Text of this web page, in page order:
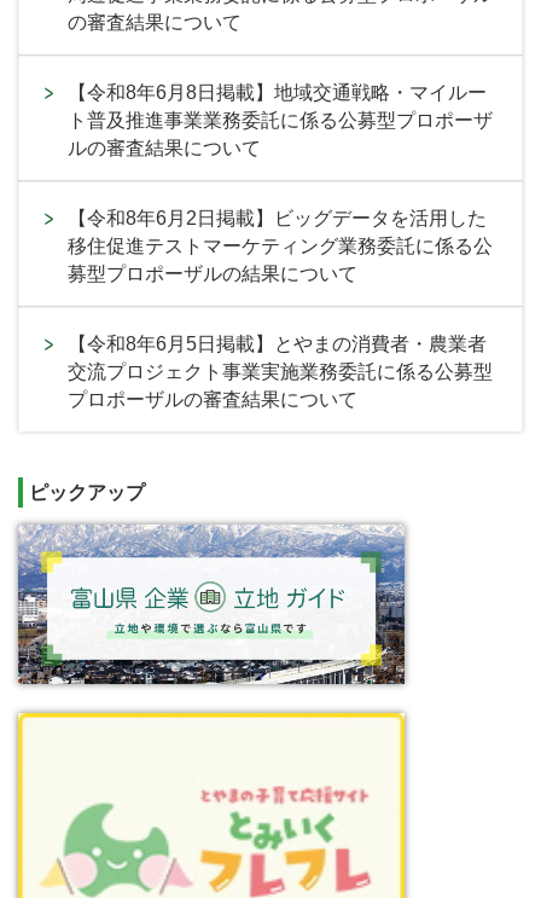
の審査結果について
【令和8年6月8日掲載】地域交通戦略・マイルー
ト普及推進事業業務委託に係る公募型プロポーザ
ルの審査結果について
【令和8年6月2日掲載】ビッグデータを活用した
移住促進テストマーケティング業務委託に係る公
募型プロポーザルの結果について
【令和8年6月5日掲載】とやまの消費者・農業者
交流プロジェクト事業実施業務委託に係る公募型
プロポーザルの審査結果について
ピックアップ